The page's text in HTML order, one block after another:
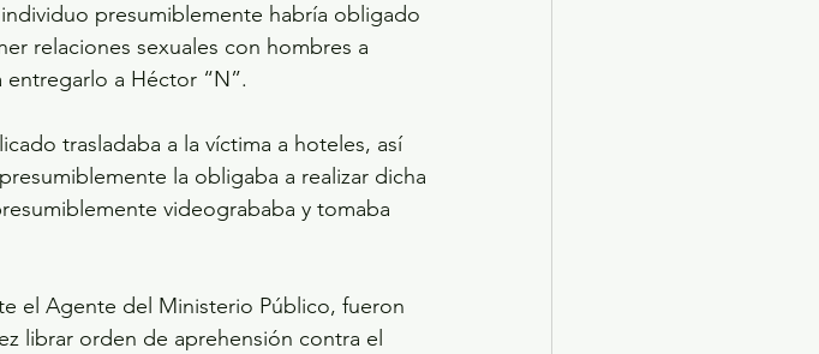
presumiblemente habría obligado
relaciones sexuales con hombres a
a Héctor “N”.
trasladaba a la víctima a hoteles, así
la obligaba a realizar dicha
videogrababa y tomaba
el Agente del Ministerio Público, fueron
librar orden de aprehensión contra el